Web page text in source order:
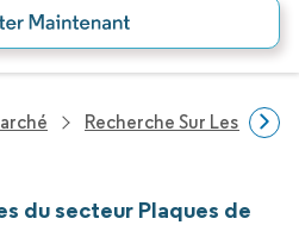
Recherche Sur Les
du secteur Plaques de